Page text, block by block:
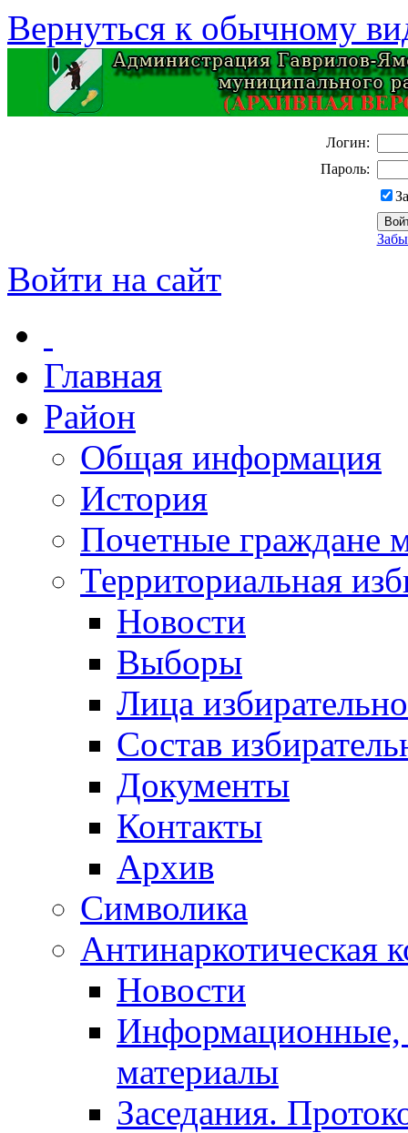
Вернуться к обычному
Логин:
Пароль:
Войти на сайт
Главная
Район
Общая информация
История
Почетные граждане
Территориальная
Новости
Выборы
Лица
Состав
Документы
Контакты
Архив
Символика
Антинаркотическая
Новости
Информационные,
материалы
Заседания.